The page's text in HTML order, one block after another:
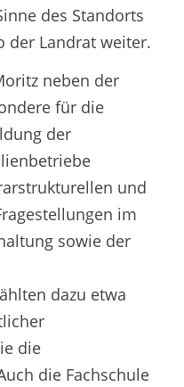
des Standorts
der Landrat weiter.
neben der
für die
der
und
im
sowie der
dazu etwa
die
die Fachschule